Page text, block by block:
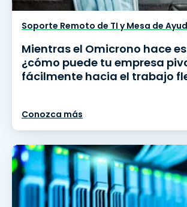
Soporte Remoto de TI y Mesa de
Mientras el Omicrono hace
¿cómo puede tu empresa
fácilmente hacia el trabajo
Conozca más